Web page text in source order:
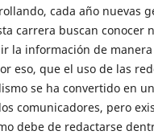
cada año nuevas
carrera buscan conocer
la información de
eso, que el uso de las
se ha convertido en
comunicadores, pero
debe de redactarse